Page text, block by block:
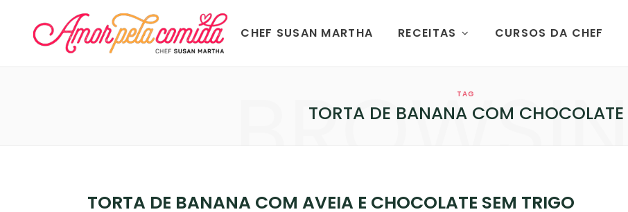
CHEF SUSAN MARTHA RECEITAS CURSOS DA CHEF
TAG
TORTA DE BANANA COM CHOCOLATE
TORTA DE BANANA COM AVEIA E CHOCOLATE SEM TRIGO